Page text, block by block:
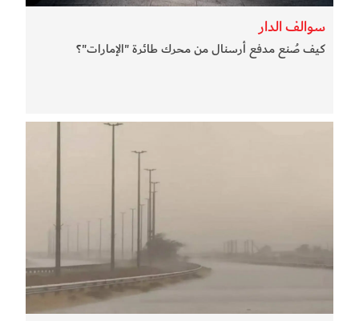
سوالف الدار
كيف صُنع مدفع أرسنال من محرك طائرة "الإمارات"؟